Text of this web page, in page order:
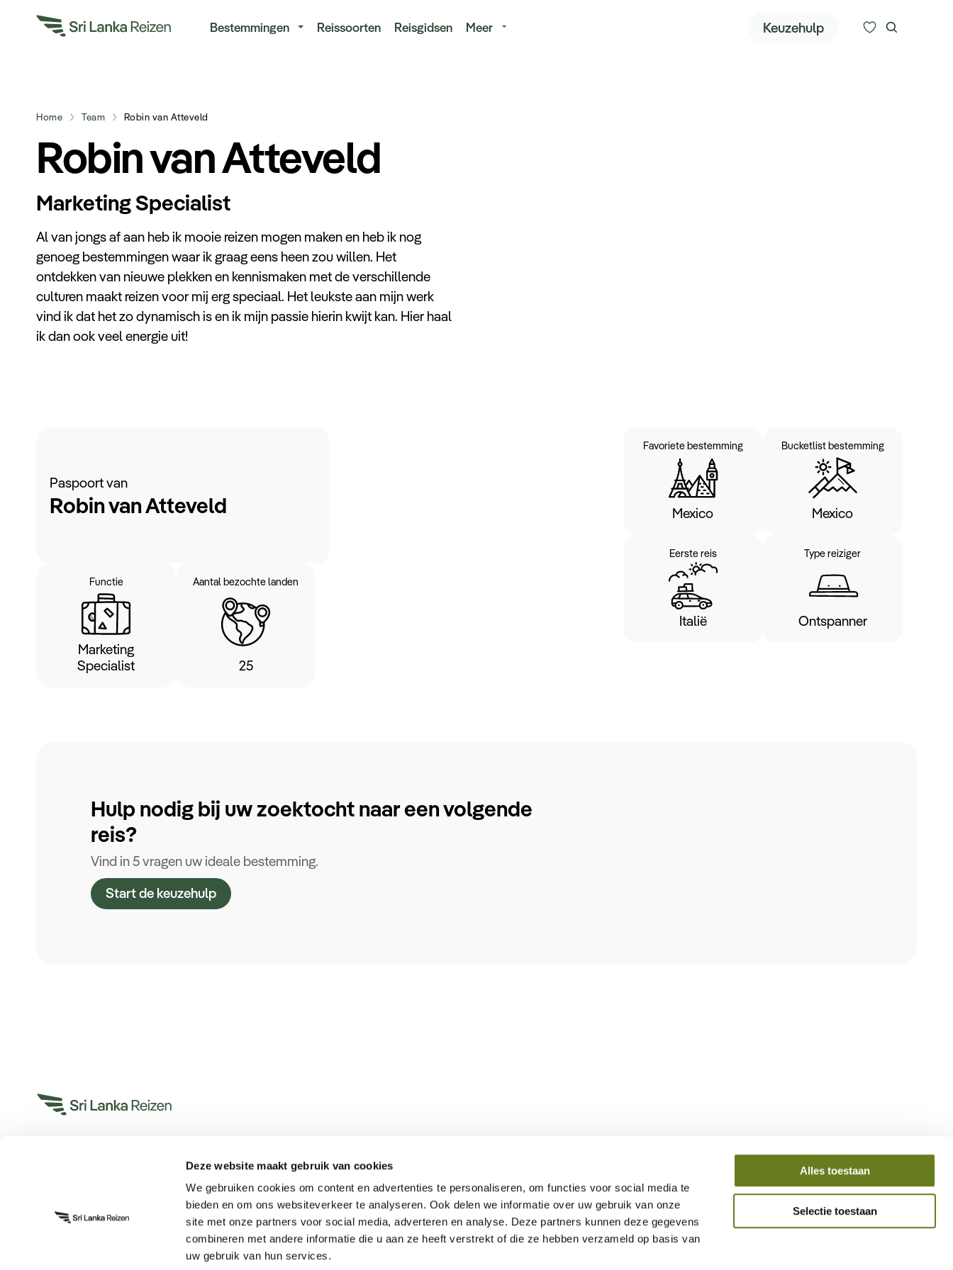
Deze website maakt gebruik van cookies
We gebruiken cookies om content en advertenties te personaliseren, om functies voor social media te
bieden en om ons websiteverkeer te analyseren. Ook delen we informatie over uw gebruik van onze
site met onze partners voor social media, adverteren en analyse. Deze partners kunnen deze gegevens
combineren met andere informatie die u aan ze heeft verstrekt of die ze hebben verzameld op basis van
uw gebruik van hun services.
Alles toestaan
Selectie toestaan
Bestemmingen Reissoorten Reisgidsen Meer Keuzehulp
Home Team Robin van Atteveld
Robin van Atteveld
Marketing Specialist
Al van jongs af aan heb ik mooie reizen mogen maken en heb ik nog
genoeg bestemmingen waar ik graag eens heen zou willen. Het
ontdekken van nieuwe plekken en kennismaken met de verschillende
culturen maakt reizen voor mij erg speciaal. Het leukste aan mijn werk
vind ik dat het zo dynamisch is en ik mijn passie hierin kwijt kan. Hier haal
ik dan ook veel energie uit!
Paspoort van
Robin van Atteveld
Functie
Marketing
Specialist
Aantal bezochte landen
25
Favoriete bestemming
Mexico
Bucketlist bestemming
Mexico
Eerste reis
Italië
Type reiziger
Ontspanner
Hulp nodig bij uw zoektocht naar een volgende
reis?
Vind in 5 vragen uw ideale bestemming.
Start de keuzehulp
Bel ons op +31 (0)73 22 00 552
Meer informatie
Keurmerken
Verantwoord op reis
Over ons
Sri Lanka
Malediven